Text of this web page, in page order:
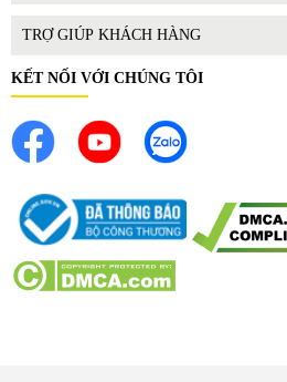
3. Lợi ích thực tế khi sử dụng
Tốt cho sức khỏe – giảm mỡ hiệu
Nhờ công nghệ Rapid Air, nồi
dầu mỡ so với cách chiên
thức các món khoai tây chiên,
lo hấp thụ quá nhiều calo.
TRỢ GIÚP KHÁCH HÀNG
KẾT NỐI VỚI CHÚNG TÔI